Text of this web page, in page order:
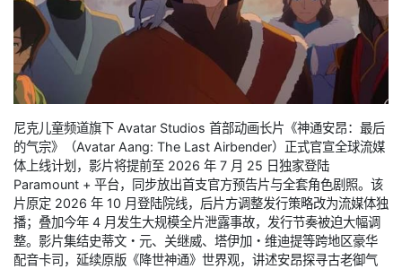
尼克儿童频道旗下 Avatar Studios 首部动画长片《神通安昂：最后
的气宗》（Avatar Aang: The Last Airbender）正式官宣全球流媒
体上线计划，影片将提前至 2026 年 7 月 25 日独家登陆
Paramount + 平台，同步放出首支官方预告片与全套角色剧照。该
片原定 2026 年 10 月登陆院线，后片方调整发行策略改为流媒体独
播；叠加今年 4 月发生大规模全片泄露事故，发行节奏被迫大幅调
整。影片集结史蒂文・元、关继威、塔伊加・维迪提等跨地区豪华
配音卡司，延续原版《降世神通》世界观，讲述安昂探寻古老御气